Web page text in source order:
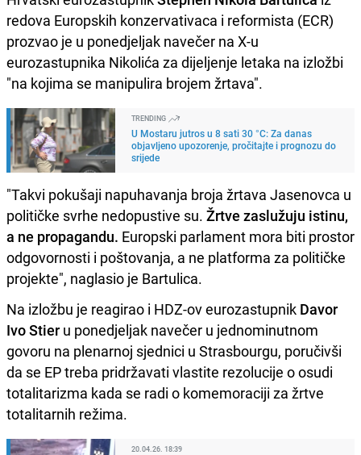
redova Europskih konzervativaca i reformista (ECR)
prozvao je u ponedjeljak navečer na X-u
eurozastupnika Nikolića za dijeljenje letaka na izložbi
"na kojima se manipulira brojem žrtava".
TRENDING
U Mostaru jutros u 8 sati 30 °C: Za danas
objavljeno upozorenje, pročitajte i prognozu do
srijede
"Takvi pokušaji napuhavanja broja žrtava Jasenovca u
političke svrhe nedopustive su. Žrtve zaslužuju istinu,
a ne propagandu. Europski parlament mora biti prostor
odgovornosti i poštovanja, a ne platforma za političke
projekte", naglasio je Bartulica.
Na izložbu je reagirao i HDZ-ov eurozastupnik Davor
Ivo Stier u ponedjeljak navečer u jednominutnom
govoru na plenarnoj sjednici u Strasbourgu, poručivši
da se EP treba pridržavati vlastite rezolucije o osudi
totalitarizma kada se radi o komemoraciji za žrtve
totalitarnih režima.
20.04.26. 18:39